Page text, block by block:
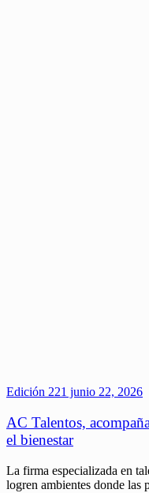
Edición 221 junio 22, 2026
AC Talentos,
el bienestar
La firma especializada en
logren ambientes donde las